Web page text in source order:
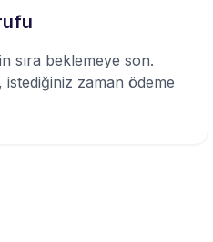
sıra beklemeye son.
istediğiniz zaman ödeme